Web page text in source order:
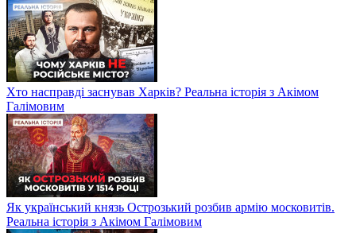
Хто насправді заснував Харків? Реальна історія з Акімом
Галімовим
Як український князь Острозький розбив армію московитів.
Реальна історія з Акімом Галімовим